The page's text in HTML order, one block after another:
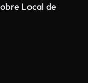
Local de